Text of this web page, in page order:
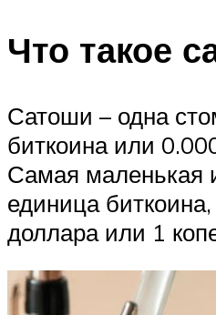
Что такое
Сатоши – одна
биткоина или
Самая маленькая
единица
доллара или 1